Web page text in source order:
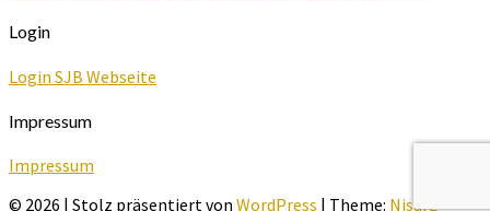
Login
Login SJB Webseite
Impressum
Impressum
© 2026 | Stolz präsentiert von WordPress | Theme: Nisarg